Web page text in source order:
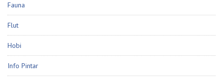
Fauna
Flut
Hobi
Info Pintar